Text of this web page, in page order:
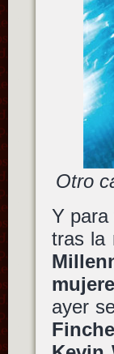
Otro
Y para
tras la
ayer